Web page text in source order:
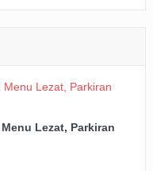
Lezat, Parkiran